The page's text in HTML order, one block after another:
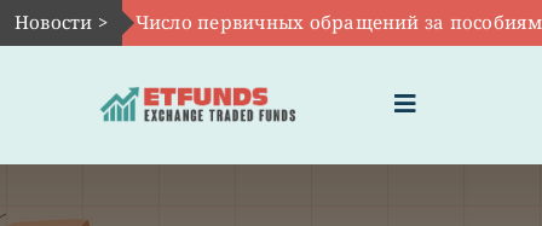
Skip
to
Новости >
Авг 6:Число первичных обращений за пособиями по
Toggle
Navigation